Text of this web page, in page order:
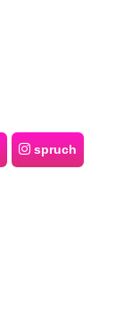
spruch